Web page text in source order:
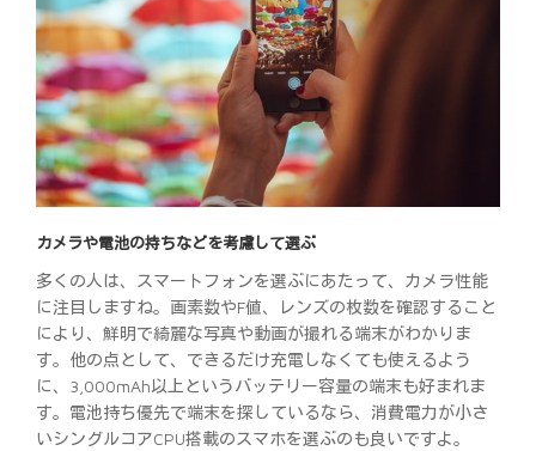
カメラや電池の持ちなどを考慮して選ぶ
多くの人は、スマートフォンを選ぶにあたって、カメラ性能
に注目しますね。画素数やF値、レンズの枚数を確認すること
により、鮮明で綺麗な写真や動画が撮れる端末がわかりま
す。他の点として、できるだけ充電しなくても使えるよう
に、3,000mAh以上というバッテリー容量の端末も好まれま
す。電池持ち優先で端末を探しているなら、消費電力が小さ
いシングルコアCPU搭載のスマホを選ぶのも良いですよ。